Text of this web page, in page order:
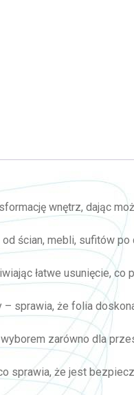
wnętrz, dając
ścian, mebli, sufitów
łatwe usunięcie,
sprawia, że folia
zarówno dla
sprawia, że jest